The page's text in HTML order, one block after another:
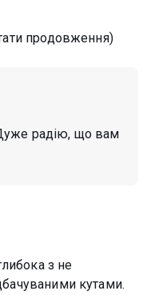
продовження)
радію, що вам
з не
кутами.